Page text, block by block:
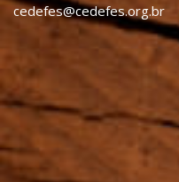
cedefes@cedefes.org.br